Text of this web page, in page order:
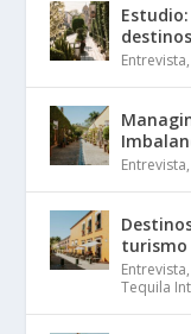
Entrevista,
Entrevista,
turismo
Entrevista,
Tequila